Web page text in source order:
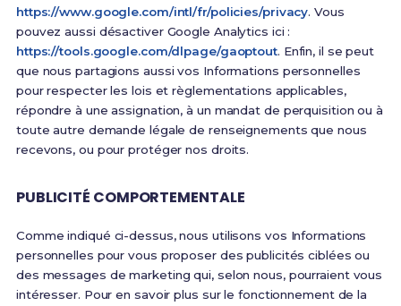
https://www.google.com/intl/fr/policies/privacy. Vous
pouvez aussi désactiver Google Analytics ici :
https://tools.google.com/dlpage/gaoptout. Enfin, il se peut
que nous partagions aussi vos Informations personnelles
pour respecter les lois et règlementations applicables,
répondre à une assignation, à un mandat de perquisition ou à
toute autre demande légale de renseignements que nous
recevons, ou pour protéger nos droits.
PUBLICITÉ COMPORTEMENTALE
Comme indiqué ci-dessus, nous utilisons vos Informations
personnelles pour vous proposer des publicités ciblées ou
des messages de marketing qui, selon nous, pourraient vous
intéresser. Pour en savoir plus sur le fonctionnement de la